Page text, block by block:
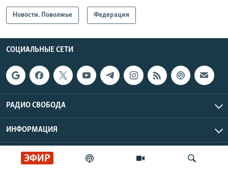
ЭФИР
Новости. Поволжье Федерация
СОЦИАЛЬНЫЕ СЕТИ
РАДИО СВОБОДА
ИНФОРМАЦИЯ
Радио Свобода © 2026 RFE/RL, Inc. | Все права защищены.